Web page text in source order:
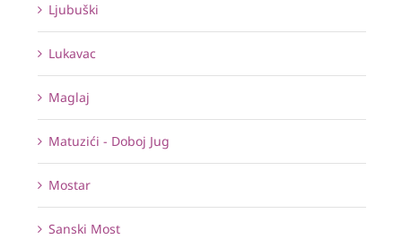
Ljubuški
Lukavac
Maglaj
Matuzići - Doboj Jug
Mostar
Sanski Most